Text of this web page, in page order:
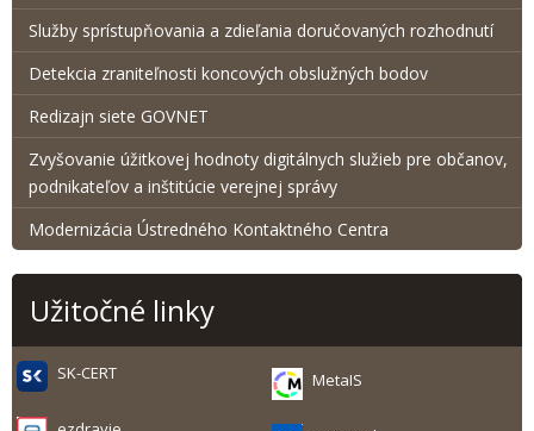
Služby sprístupňovania a zdieľania doručovaných rozhodnutí
Detekcia zraniteľnosti koncových obslužných bodov
Redizajn siete GOVNET
Zvyšovanie úžitkovej hodnoty digitálnych služieb pre občanov,
podnikateľov a inštitúcie verejnej správy
Modernizácia Ústredného Kontaktného Centra
Užitočné linky
SK-CERT MetaIS